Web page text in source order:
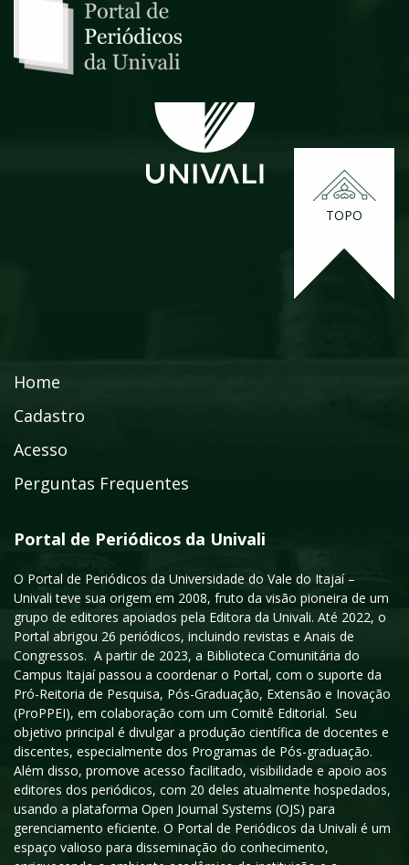
TOPO
Home
Cadastro
Acesso
Perguntas Frequentes
Portal de Periódicos da Univali
O Portal de Periódicos da Universidade do Vale do Itajaí –
Univali teve sua origem em 2008, fruto da visão pioneira de um
grupo de editores apoiados pela Editora da Univali. Até 2022, o
Portal abrigou 26 periódicos, incluindo revistas e Anais de
Congressos. A partir de 2023, a Biblioteca Comunitária do
Campus Itajaí passou a coordenar o Portal, com o suporte da
Pró-Reitoria de Pesquisa, Pós-Graduação, Extensão e Inovação
(ProPPEI), em colaboração com um Comitê Editorial. Seu
objetivo principal é divulgar a produção científica de docentes e
discentes, especialmente dos Programas de Pós-graduação.
Além disso, promove acesso facilitado, visibilidade e apoio aos
editores dos periódicos, com 20 deles atualmente hospedados,
usando a plataforma Open Journal Systems (OJS) para
gerenciamento eficiente. O Portal de Periódicos da Univali é um
espaço valioso para disseminação do conhecimento,